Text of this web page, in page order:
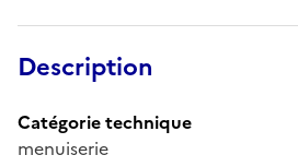
Description
Catégorie technique
menuiserie